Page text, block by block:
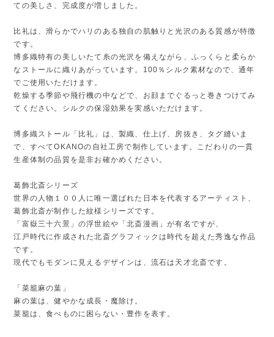
ての美しさ、完成度が増しました。
比礼は、滑らかでハリのある独自の肌触りと光沢のある質感が特徴
です。
博多織特有の美しいたて糸の光沢を備えながら、ふっくらと柔らか
なストールに織りあがっています。100％シルク素材なので、通年
でご使用いただけます。
乾燥する季節や飛行機の中などで、お顔までぐるっと巻きつけてみ
てください。シルクの保湿効果を実感いただけます。
博多織ストール「比礼」は、製織、仕上げ、房抜き、タグ縫いま
で、すべてOKANOの自社工房で制作しています。こだわりの一貫
生産体制の品質を是非お確かめください。
葛飾北斎シリーズ
世界の人物１００人に唯一選ばれた日本を代表するアーティスト、
葛飾北斎が制作した紋様シリーズです。
「富嶽三十六景」の浮世絵や「北斎漫画」が有名ですが、
江戸時代に作成された北斎グラフィックは時代を超えた秀逸な作品
です。
現代でもモダンに見えるデザインは、流石は天才北斎です。
「菜籠麻の葉」
麻の葉は、健やかな成長・魔除け。
菜籠は、食べものに困らない・豊作を表す。